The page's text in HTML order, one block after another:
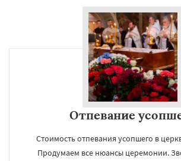
Отпевание
Стоимость отпевания усопшего в
Продумаем все нюансы церемонии.